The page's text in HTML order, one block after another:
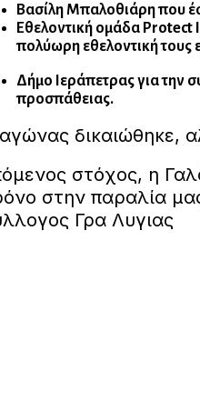
Βασίλη Μπαλοθιάρη που
Εθελοντική ομάδα Protect
πολύωρη εθελοντική τους
Δήμο Ιεράπετρας για την
προσπάθειας.
δικαιώθηκε,
στόχος, η
στην παραλία
Γρα Λυγιας